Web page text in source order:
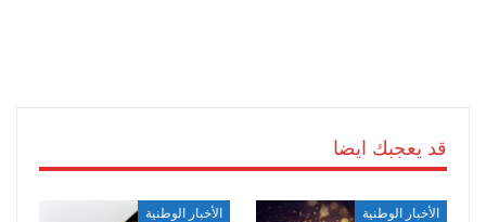
قد يعجبك ايضا
الأخبار الوطنية الأخبار الوطنية